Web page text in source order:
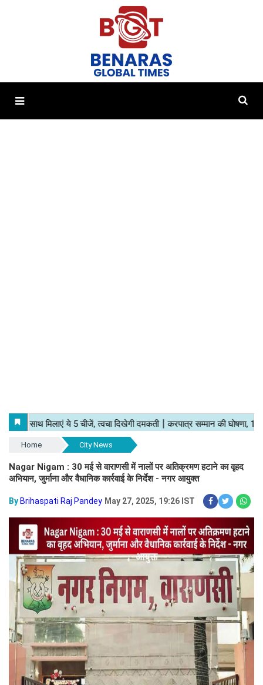
Home City News
Nagar Nigam : 30 मई से वाराणसी में नालों पर अतिक्रमण हटाने का वृहद
अभियान, जुर्माना और वैधानिक कार्रवाई के निर्देश - नगर आयुक्त
By Brihaspati Raj Pandey May 27, 2025, 19:26 IST